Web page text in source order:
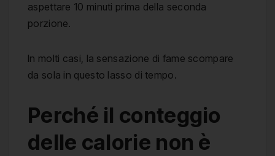
aspettare 10 minuti prima della seconda
porzione.
In molti casi, la sensazione di fame scompare
da sola in questo lasso di tempo.
Perché il conteggio
delle calorie non è